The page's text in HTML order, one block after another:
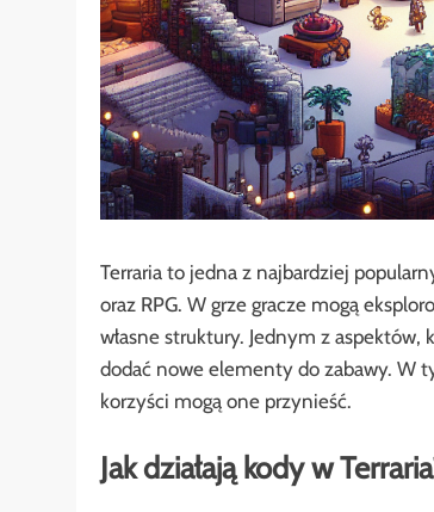
Terraria to jedna z najbardziej
oraz RPG. W grze gracze mogą
własne struktury. Jednym z aspektów,
dodać nowe elementy do zabawy. W
korzyści mogą one przynieść.
Jak działają kody w